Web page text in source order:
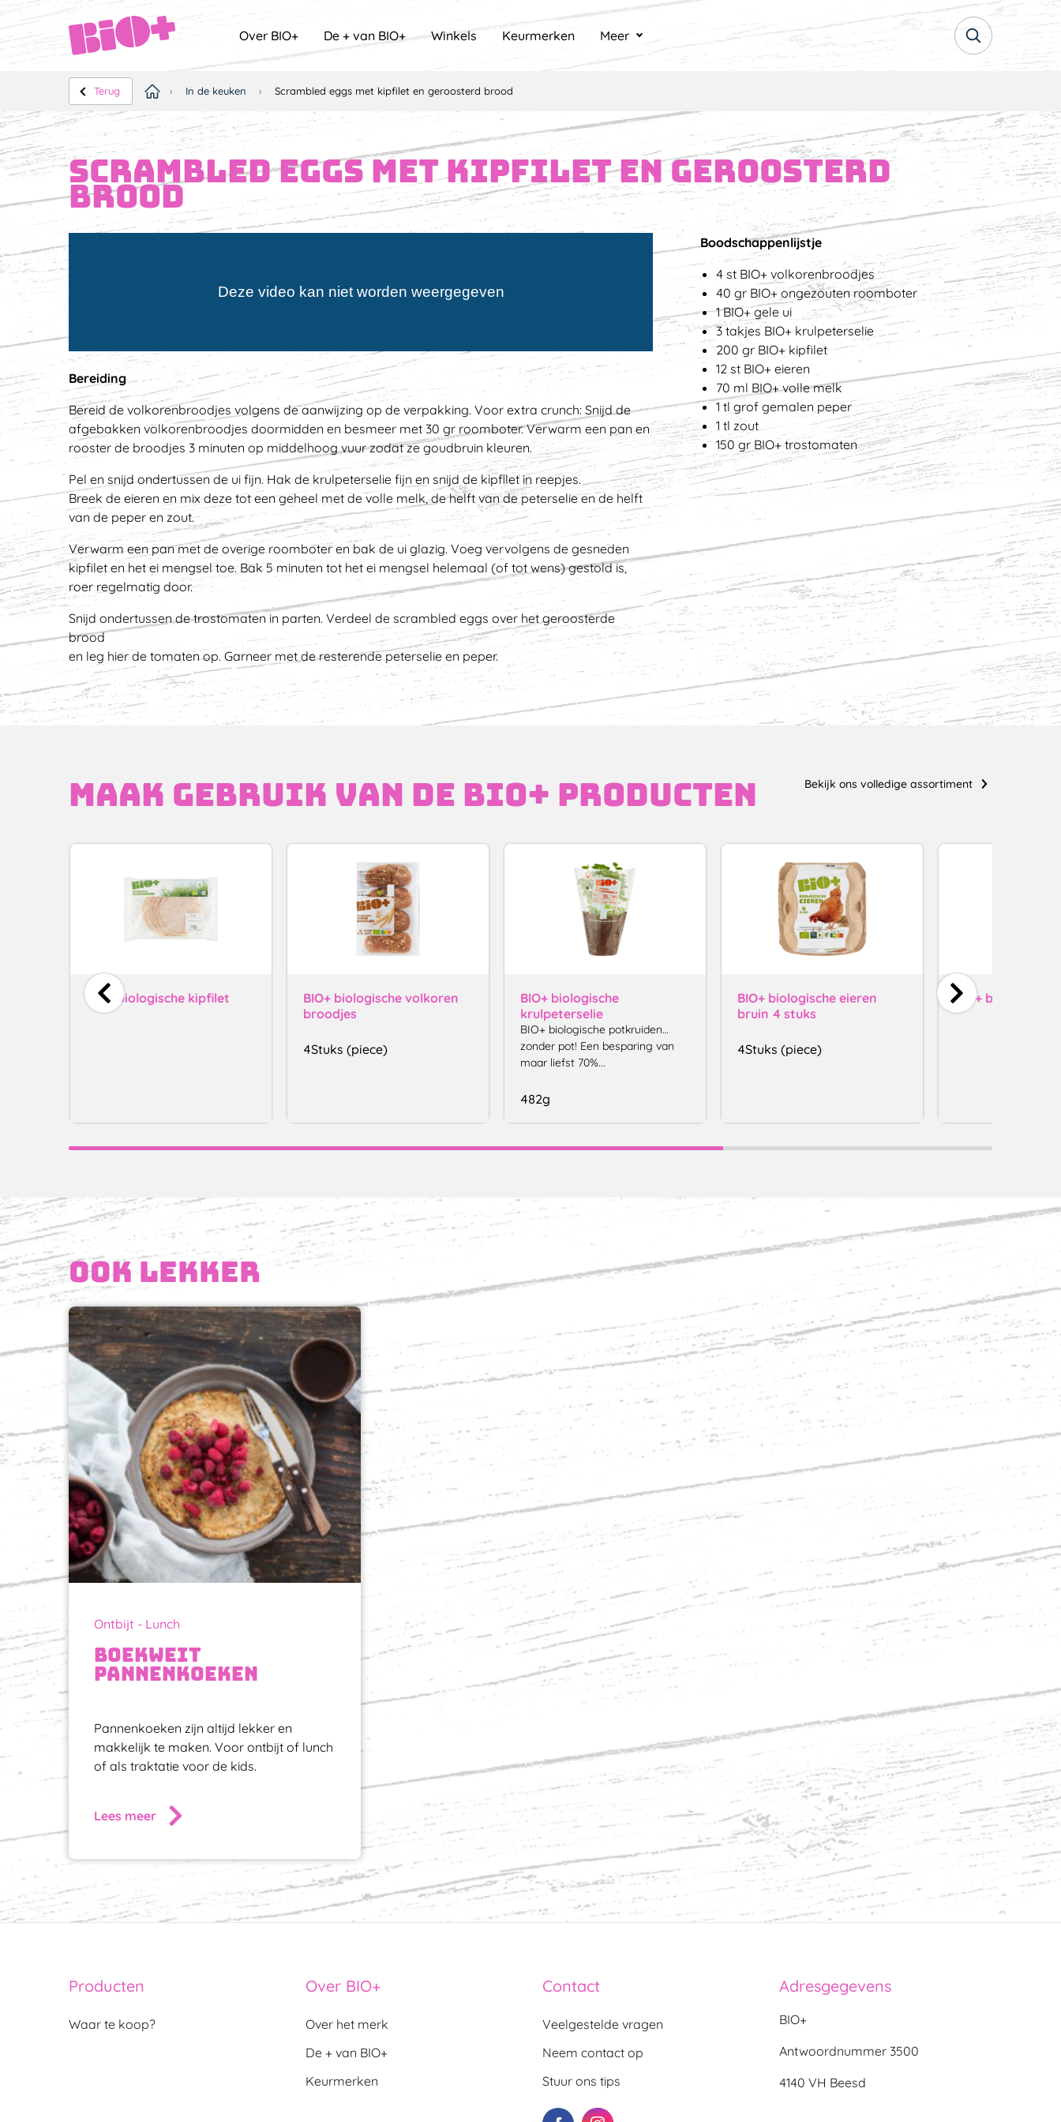
Over BIO+ De + van BIO+ Winkels Keurmerken Meer
Terug › In de keuken › Scrambled eggs met kipfilet en geroosterd brood
Scrambled eggs met kipfilet en geroosterd
brood
Bereiding
Bereid de volkorenbroodjes volgens de aanwijzing op de verpakking. Voor extra crunch: Snijd de
afgebakken volkorenbroodjes doormidden en besmeer met 30 gr roomboter. Verwarm een pan en
rooster de broodjes 3 minuten op middelhoog vuur zodat ze goudbruin kleuren.
Pel en snijd ondertussen de ui fijn. Hak de krulpeterselie fijn en snijd de kipfilet in reepjes.
Breek de eieren en mix deze tot een geheel met de volle melk, de helft van de peterselie en de helft
van de peper en zout.
Verwarm een pan met de overige roomboter en bak de ui glazig. Voeg vervolgens de gesneden
kipfilet en het ei mengsel toe. Bak 5 minuten tot het ei mengsel helemaal (of tot wens) gestold is,
roer regelmatig door.
Snijd ondertussen de trostomaten in parten. Verdeel de scrambled eggs over het geroosterde
brood
en leg hier de tomaten op. Garneer met de resterende peterselie en peper.
Boodschappenlijstje
4 st BIO+ volkorenbroodjes
40 gr BIO+ ongezouten roomboter
1 BIO+ gele ui
3 takjes BIO+ krulpeterselie
200 gr BIO+ kipfilet
12 st BIO+ eieren
70 ml BIO+ volle melk
1 tl grof gemalen peper
1 tl zout
150 gr BIO+ trostomaten
Maak gebruik van de bio+ producten Bekijk ons volledige assortiment
BIO+ biologische kipfilet
BIO+ biologische volkoren
broodjes
4Stuks (piece)
BIO+ biologische
krulpeterselie
BIO+ biologische potkruiden…
zonder pot! Een besparing van
maar liefst 70%...
482g
BIO+ biologische eieren
bruin 4 stuks
4Stuks (piece)
BIO+ biologische
Ook lekker
Ontbijt - Lunch
Boekweit
pannenkoeken
Pannenkoeken zijn altijd lekker en
makkelijk te maken. Voor ontbijt of lunch
of als traktatie voor de kids.
Lees meer
Producten
Waar te koop?
Over BIO+
Over het merk
De + van BIO+
Keurmerken
Contact
Veelgestelde vragen
Neem contact op
Stuur ons tips
Adresgegevens
BIO+
Antwoordnummer 3500
4140 VH Beesd